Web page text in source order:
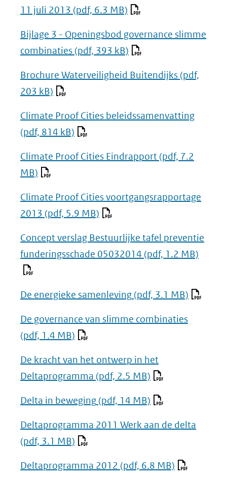
11 juli 2013 (pdf, 6.3 MB)
Bijlage 3 - Openingsbod governance slimme
combinaties (pdf, 393 kB)
Brochure Waterveiligheid Buitendijks (pdf,
203 kB)
Climate Proof Cities beleidssamenvatting
(pdf, 814 kB)
Climate Proof Cities Eindrapport (pdf, 7.2
MB)
Climate Proof Cities voortgangsrapportage
2013 (pdf, 5.9 MB)
Concept verslag Bestuurlijke tafel preventie
funderingsschade 05032014 (pdf, 1.2 MB)
De energieke samenleving (pdf, 3.1 MB)
De governance van slimme combinaties
(pdf, 1.4 MB)
De kracht van het ontwerp in het
Deltaprogramma (pdf, 2.5 MB)
Delta in beweging (pdf, 14 MB)
Deltaprogramma 2011 Werk aan de delta
(pdf, 3.1 MB)
Deltaprogramma 2012 (pdf, 6.8 MB)